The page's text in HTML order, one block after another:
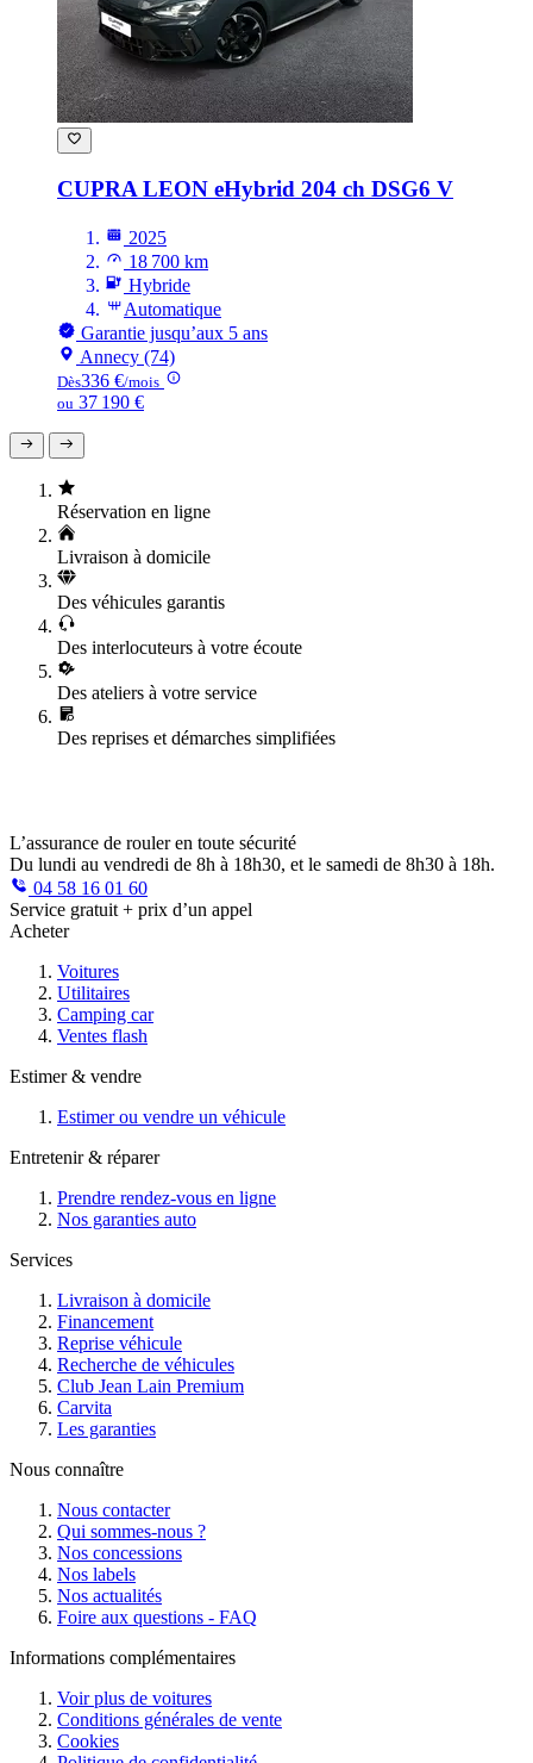
CUPRA LEON eHybrid 204 ch DSG6 V
2025
18 700 km
Hybride
Automatique
Garantie jusqu’aux 5 ans
Annecy (74)
Dès336 €/mois
ou 37 190 €
Réservation en ligne
Livraison à domicile
Des véhicules garantis
Des interlocuteurs à votre écoute
Des ateliers à votre service
Des reprises et démarches simplifiées
L’assurance de rouler en toute sécurité
Du lundi au vendredi de 8h à 18h30, et le samedi de 8h30 à 18h.
04 58 16 01 60
Service gratuit + prix d’un appel
Acheter
Voitures
Utilitaires
Camping car
Ventes flash
Estimer & vendre
Estimer ou vendre un véhicule
Entretenir & réparer
Prendre rendez-vous en ligne
Nos garanties auto
Services
Livraison à domicile
Financement
Reprise véhicule
Recherche de véhicules
Club Jean Lain Premium
Carvita
Les garanties
Nous connaître
Nous contacter
Qui sommes-nous ?
Nos concessions
Nos labels
Nos actualités
Foire aux questions - FAQ
Informations complémentaires
Voir plus de voitures
Conditions générales de vente
Cookies